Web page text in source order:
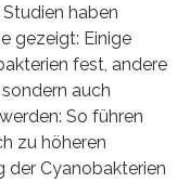
haben
gezeigt: Einige
fest, andere
auch
So führen
zu höheren
der Cyanobakterien